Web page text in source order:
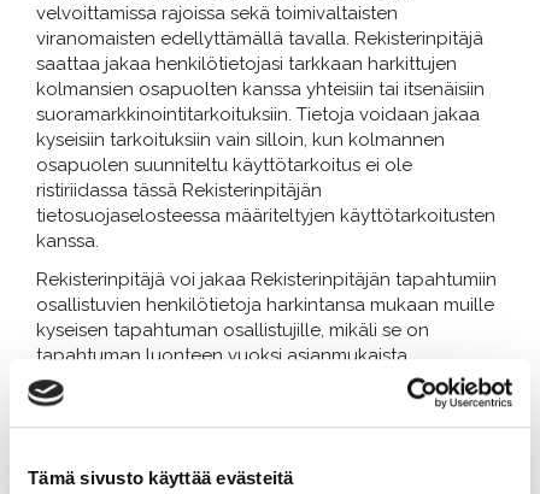
Tämä sivusto käyttää evästeitä
velvoittamissa rajoissa sekä toimivaltaisten
viranomaisten edellyttämällä tavalla. Rekisterinpitäjä
saattaa jakaa henkilötietojasi tarkkaan harkittujen
kolmansien osapuolten kanssa yhteisiin tai itsenäisiin
suoramarkkinointitarkoituksiin. Tietoja voidaan jakaa
kyseisiin tarkoituksiin vain silloin, kun kolmannen
osapuolen suunniteltu käyttötarkoitus ei ole
ristiriidassa tässä Rekisterinpitäjän
tietosuojaselosteessa määriteltyjen käyttötarkoitusten
kanssa.
Rekisterinpitäjä voi jakaa Rekisterinpitäjän tapahtumiin
osallistuvien henkilötietoja harkintansa mukaan muille
kyseisen tapahtuman osallistujille, mikäli se on
tapahtuman luonteen vuoksi asianmukaista.
Rekisterinpitäjä voi siirtää tietoja asiallisen yhteyden
Rekisterinpitäjä saattaa jakaa henkilötietojasi